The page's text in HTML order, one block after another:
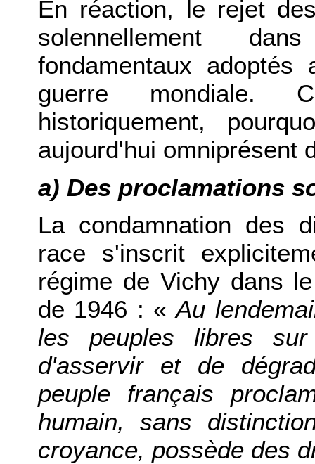
En réaction, le rejet
solennellement
fondamentaux
guerre mondiale.
historiquement,
aujourd'hui omniprésent
a) Des proclamations
La condamnation des
race s'inscrit
régime de Vichy dans
de 1946 : «Au
les peuples libres
d'asservir et de
peuple français
humain, sans
croyance, possède des